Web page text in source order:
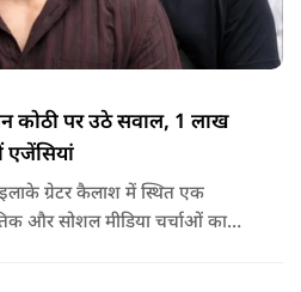
कोठी पर उठे सवाल, 1 लाख
एजेंसियां
ग्रेटर कैलाश में स्थित एक
और सोशल मीडिया चर्चाओं का